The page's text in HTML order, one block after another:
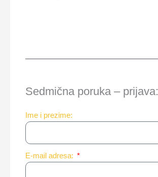
Sedmična poruka – prijava:
Ime i prezime:
E-mail adresa: